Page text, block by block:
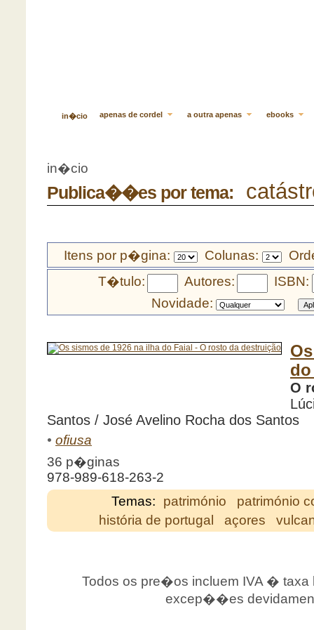
in�cio apenas de cordel a outra apenas ebooks
in�cio
Publica��es por tema:
Itens por p�gina: Colunas:
T�tulo:
Autores:
ISBN:
Novidade:
O
Santos / José Avelino Rocha dos Santos
• ofiusa
36 p�ginas
978-989-618-263-2
Temas:
património
património
história de portugal
açores
Todos os pre�os incluem IVA � taxa
excep��es